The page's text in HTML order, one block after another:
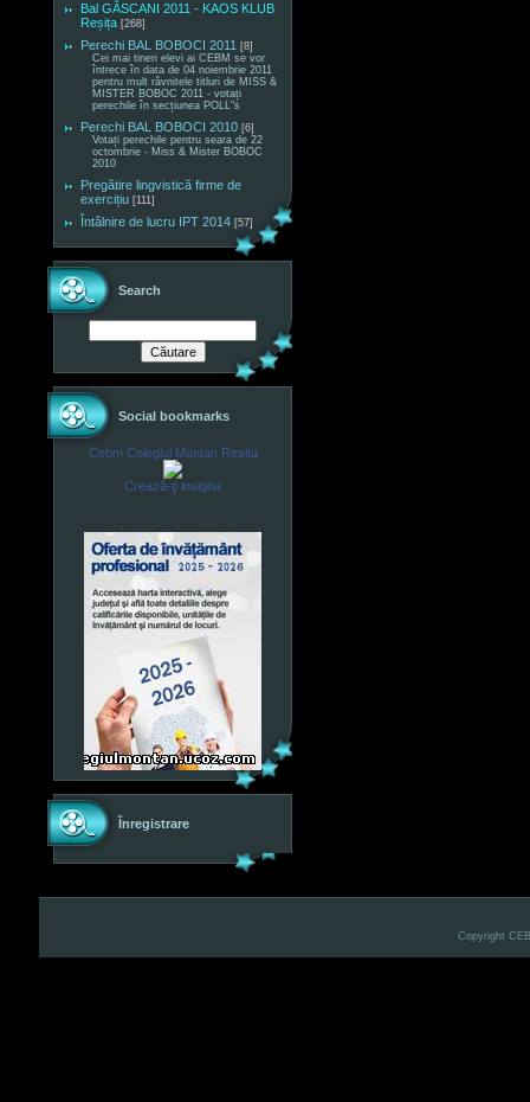
Bal GÂSCANI 2011 - KAOS KLUB
Reșița [268]
Perechi BAL BOBOCI 2011 [8]
Cei mai tineri elevi ai CEBM se vor
întrece în data de 04 noiembrie 2011
pentru mult râvnitele titluri de MISS &
MISTER BOBOC 2011 - votați
perechile în secțiunea POLL"s
Perechi BAL BOBOCI 2010 [6]
Votați perechile pentru seara de 22
octombrie - Miss & Mister BOBOC
2010
Pregătire lingvistică firme de
exercițiu [111]
Întâlnire de lucru IPT 2014 [57]
Search
Social bookmarks
Cebm Colegiul Montan Resita
Crează-ţi insigna
Înregistrare
Copyright